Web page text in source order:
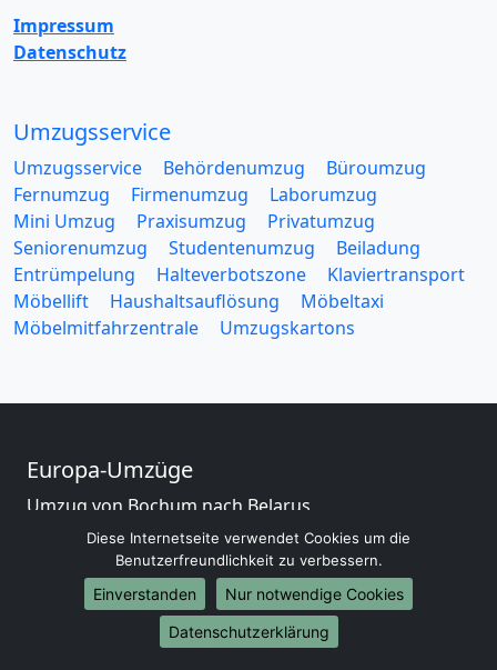
Impressum
Datenschutz
Umzugsservice
Umzugsservice Behördenumzug
Büroumzug
Fernumzug
Firmenumzug
Laborumzug
Mini Umzug
Praxisumzug
Privatumzug
Seniorenumzug
Studentenumzug
Beiladung
Entrümpelung
Halteverbotszone
Klaviertransport
Möbellift
Haushaltsauflösung
Möbeltaxi
Möbelmitfahrzentrale
Umzugskartons
Europa-Umzüge
Umzug von Bochum nach Belarus
Umzug von Bochum nach Belgien
Umzug von Bochum nach Bulgarien
Umzug von Bochum nach Dänemark
Umzug von Bochum nach England
Umzug von Bochum nach Portugal
Diese Internetseite verwendet Cookies um die
Benutzerfreundlichkeit zu verbessern.
Einverstanden
Nur notwendige Cookies
Datenschutzerklärung